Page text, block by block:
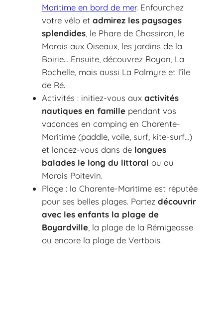
Maritime en bord de mer. Enfourchez
votre vélo et admirez les paysages
splendides, le Phare de Chassiron, le
Marais aux Oiseaux, les jardins de la
Boirie… Ensuite, découvrez Royan, La
Rochelle, mais aussi La Palmyre et l’île
de Ré.
Activités : initiez-vous aux activités
nautiques en famillependant vos
vacances en camping en Charente-
Maritime (paddle, voile, surf, kite-surf…)
et lancez-vous dans de longues
balades le long du littoral ou au
Marais Poitevin.
Plage : la Charente-Maritime est réputée
pour ses belles plages. Partez découvrir
avec les enfants la plage de
Boyardville, la plage de la Rémigeasse
ou encore la plage de Vertbois.